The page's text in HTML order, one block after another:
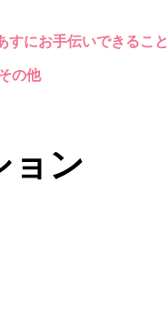
すにお手伝いできるこ
の他
ョン